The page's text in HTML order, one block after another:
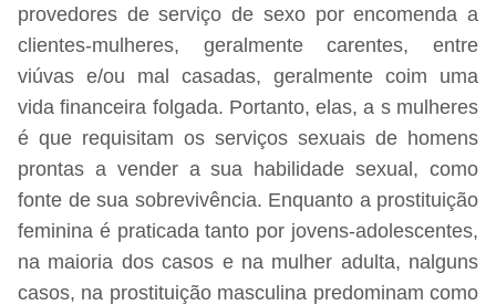
provedores de serviço de sexo por encomenda a
clientes-mulheres, geralmente carentes, entre
viúvas e/ou mal casadas, geralmente coim uma
vida financeira folgada. Portanto, elas, a s mulheres
é que requisitam os serviços sexuais de homens
prontas a vender a sua habilidade sexual, como
fonte de sua sobrevivência. Enquanto a prostituição
feminina é praticada tanto por jovens-adolescentes,
na maioria dos casos e na mulher adulta, nalguns
casos, na prostituição masculina predominam como